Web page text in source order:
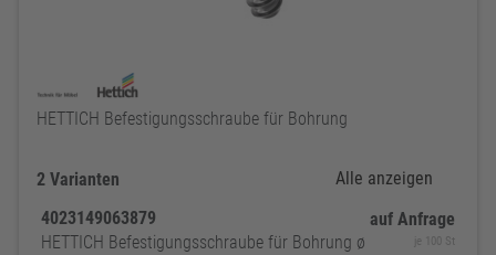
HETTICH Befestigungsschraube für Bohrung
2 Varianten
Alle anzeigen
4023149063879
HETTICH Befestigungsschraube für Bohrung ø
auf Anfrage
je 100 St